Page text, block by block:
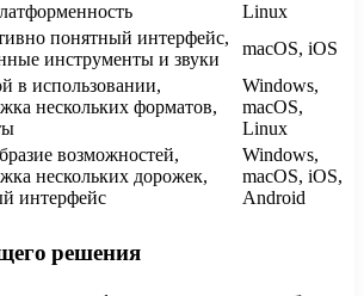
Linux
понятный интерфейс,
инструменты и звуки
macOS, iOS
в использовании,
нескольких форматов,
Windows,
macOS,
Linux
возможностей,
нескольких дорожек,
интерфейс
Windows,
macOS, iOS,
Android
решения